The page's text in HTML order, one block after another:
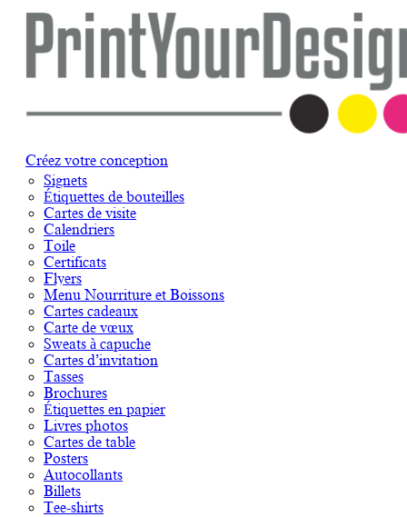
Créez votre conception
Signets
Étiquettes de bouteilles
Cartes de visite
Calendriers
Toile
Certificats
Flyers
Menu Nourriture et Boissons
Cartes cadeaux
Carte de vœux
Sweats à capuche
Cartes d’invitation
Tasses
Brochures
Étiquettes en papier
Livres photos
Cartes de table
Posters
Autocollants
Billets
Tee-shirts